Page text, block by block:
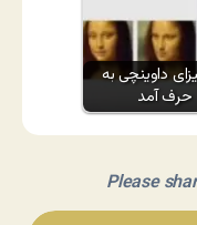
داوینچی به
حرف آمد
Please